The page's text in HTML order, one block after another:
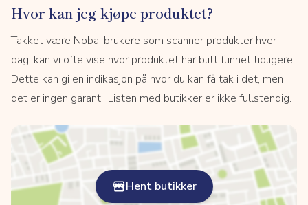
Hvor kan jeg kjøpe produktet?
Takket være Noba-brukere som scanner produkter hver
dag, kan vi ofte vise hvor produktet har blitt funnet tidligere.
Dette kan gi en indikasjon på hvor du kan få tak i det, men
det er ingen garanti. Listen med butikker er ikke fullstendig.
Hent butikker